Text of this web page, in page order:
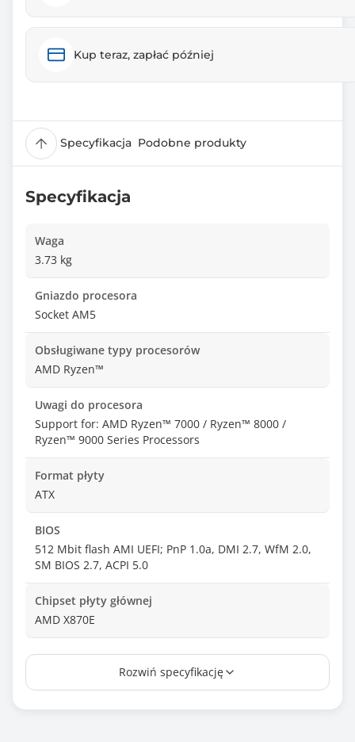
Kup teraz, zapłać później
Specyfikacja Podobne produkty
Specyfikacja
Waga
3.73 kg
Gniazdo procesora
Socket AM5
Obsługiwane typy procesorów
AMD Ryzen™
Uwagi do procesora
Support for: AMD Ryzen™ 7000 / Ryzen™ 8000 /
Ryzen™ 9000 Series Processors
Format płyty
ATX
BIOS
512 Mbit flash AMI UEFI; PnP 1.0a, DMI 2.7, WfM 2.0,
SM BIOS 2.7, ACPI 5.0
Chipset płyty głównej
AMD X870E
Ilość złącz pamięci DDR5
Maksymalna wielkość pamięci
Rozwiń specyfikację